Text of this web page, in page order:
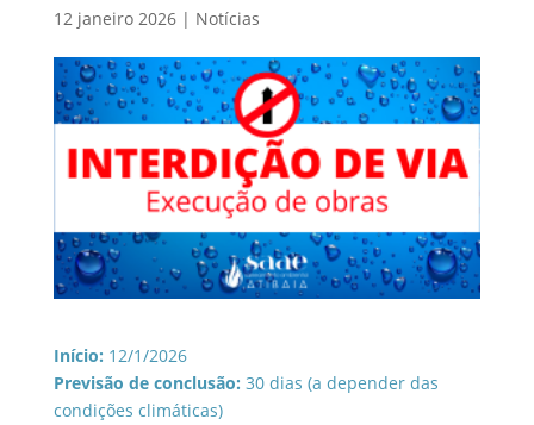
12 janeiro 2026| Notícias
Início: 12/1/2026
Previsão de conclusão: 30 dias (a depender das
condições climáticas)